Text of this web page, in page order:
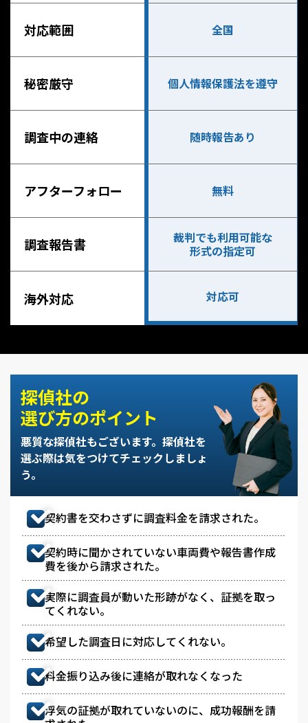
対応範囲 全国
秘密厳守 個人情報保護法を遵守
調査中の連絡 随時報告あり
アフターフォロー 無料
調査報告書
裁判でも利用可能な
形式の指定可
海外対応 対応可
探偵社の
選び方のポイント
悪質な探偵社もございます。 探偵社を
選ぶ際は気をつけてチェックしましょ
う。
契約書を交わさずに調査料金を請求された。
契約時に聞かされていない車両費や報告書作成
費を後から請求された。
実際に調査員が動いた形跡がなく、証拠を取っ
てくれない。
希望した調査日に対応してくれない。
料金振り込み後に連絡が取れなくなった
浮気の証拠が取れていないのに、成功報酬を請